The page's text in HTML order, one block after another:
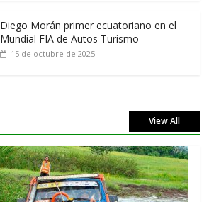
Diego Morán primer ecuatoriano en el
Mundial FIA de Autos Turismo
15 de octubre de 2025
View All